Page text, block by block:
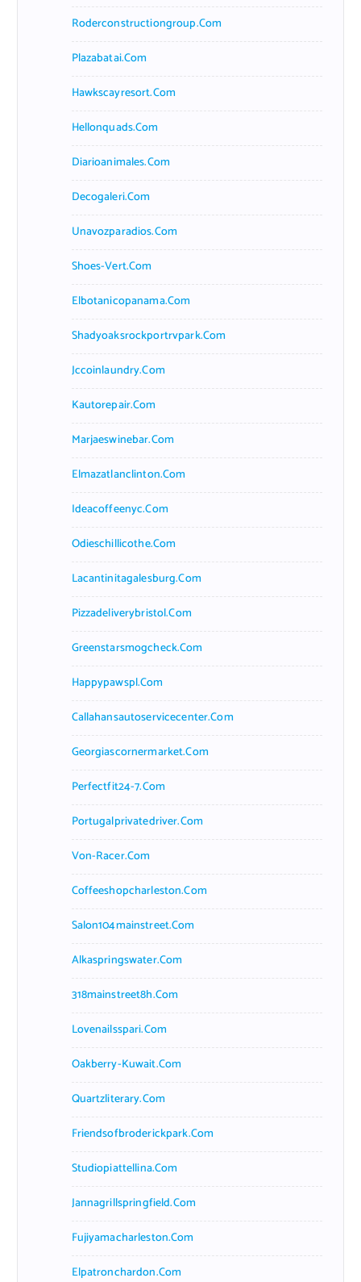
Roderconstructiongroup.com
Plazabatai.com
Hawkscayresort.com
Hellonquads.com
Diarioanimales.com
Decogaleri.com
Unavozparadios.com
Shoes-Vert.com
Elbotanicopanama.com
Shadyoaksrockportrvpark.com
Jccoinlaundry.com
Kautorepair.com
Marjaeswinebar.com
Elmazatlanclinton.com
Ideacoffeenyc.com
Odieschillicothe.com
Lacantinitagalesburg.com
Pizzadeliverybristol.com
Greenstarsmogcheck.com
Happypawspl.com
Callahansautoservicecenter.com
Georgiascornermarket.com
Perfectfit24-7.com
Portugalprivatedriver.com
Von-Racer.com
Coffeeshopcharleston.com
Salon104mainstreet.com
Alkaspringswater.com
318mainstreet8h.com
Lovenailsspari.com
Oakberry-Kuwait.com
Quartzliterary.com
Friendsofbroderickpark.com
Studiopiattellina.com
Jannagrillspringfield.com
Fujiyamacharleston.com
Elpatronchardon.com